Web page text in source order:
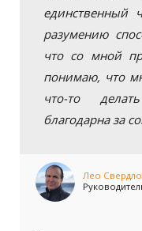
единственный
разумению
что со мной
понимаю, что
что-то
благодарна за
Лео